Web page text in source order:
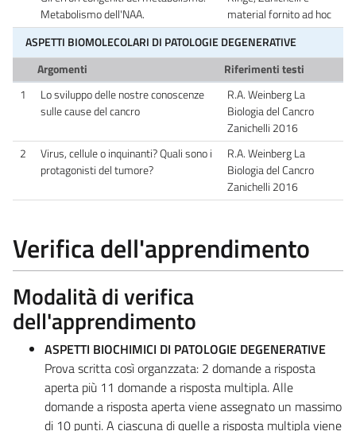
Metabolismo dell'NAA.
material fornito ad hoc
ASPETTI BIOMOLECOLARI DI PATOLOGIE DEGENERATIVE
Argomenti
Riferimenti testi
1
Lo sviluppo delle nostre conoscenze
sulle cause del cancro
R.A. Weinberg La
Biologia del Cancro
Zanichelli 2016
2
Virus, cellule o inquinanti? Quali sono i
protagonisti del tumore?
R.A. Weinberg La
Biologia del Cancro
Zanichelli 2016
Verifica dell'apprendimento
Modalità di verifica
dell'apprendimento
ASPETTI BIOCHIMICI DI PATOLOGIE DEGENERATIVE
Prova scritta così organzzata: 2 domande a risposta
aperta più 11 domande a risposta multipla. Alle
domande a risposta aperta viene assegnato un massimo
di 10 punti. A ciascuna di quelle a risposta multipla viene